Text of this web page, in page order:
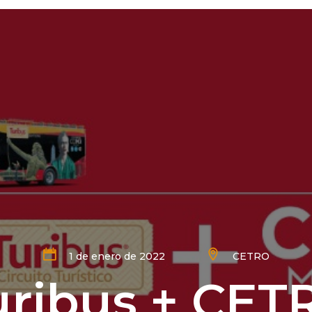
1 de enero de 2022 CETRO